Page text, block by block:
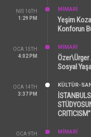
NIS 16TH
1:29 PM
MİMARİ
Yeşim
Konforun
OCA 15TH
4:02 PM
MİMARİ
Özer\Ürger
Sosyal
OCA 14TH
3:37 PM
KÜLTÜR-
OCA 9TH
MİMARİ